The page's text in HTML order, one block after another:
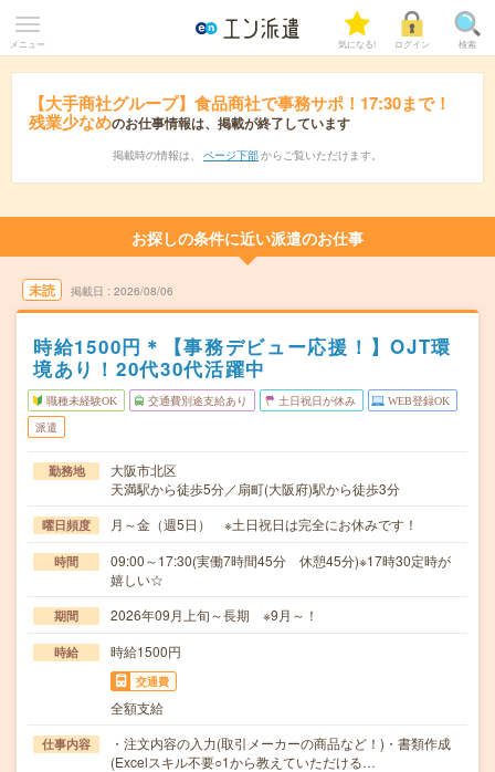
メニュー 気になる! ログイン 検索
【大手商社グループ】食品商社で事務サポ！17:30まで！
残業少なめのお仕事情報は、掲載が終了しています
掲載時の情報は、 ページ下部 からご覧いただけます。
お探しの条件に近い派遣のお仕事
未読 掲載日 2026/08/06
時給1500円＊【事務デビュー応援！】OJT環
境あり！20代30代活躍中
職種未経験OK 交通費別途支給あり 土日祝日が休み WEB登録OK
派遣
勤務地
大阪市北区
天満駅から徒歩5分／扇町(大阪府)駅から徒歩3分
曜日頻度 月～金（週5日） ※土日祝日は完全にお休みです！
時間
09:00～17:30(実働7時間45分 休憩45分)※17時30定時が
嬉しい☆
期間 2026年09月上旬～長期 ※9月～！
時給 時給1500円
交通費
全額支給
仕事内容
・注文内容の入力(取引メーカーの商品など！)・書類作成
(Excelスキル不要○1から教えていただける…